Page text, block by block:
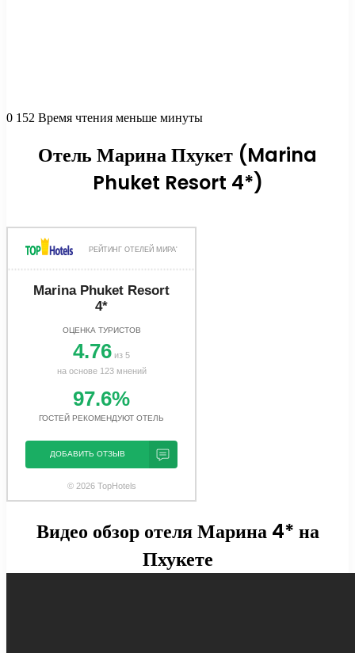
0 152 Время чтения меньше минуты
Отель Марина Пхукет (Marina
Phuket Resort 4*)
РЕЙТИНГ ОТЕЛЕЙ МИРА'
Marina Phuket Resort
4*
ОЦЕНКА ТУРИСТОВ
4.76 из 5
на основе 123 мнений
97.6%
ГОСТЕЙ РЕКОМЕНДУЮТ ОТЕЛЬ
ДОБАВИТЬ ОТЗЫВ
© 2026 TopHotels
Видео обзор отеля Марина 4* на
Пхукете